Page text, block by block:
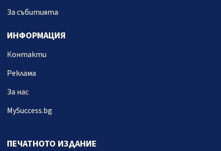
За събитията
ИНФОРМАЦИЯ
Контакти
Реклама
За нас
MySuccess.bg
ПЕЧАТНОТО ИЗДАНИЕ